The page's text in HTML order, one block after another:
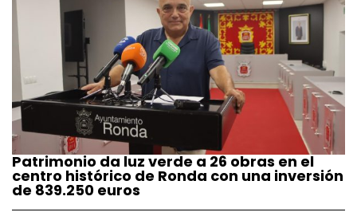
Patrimonio da luz verde a 26 obras en el
centro histórico de Ronda con una inversión
de 839.250 euros